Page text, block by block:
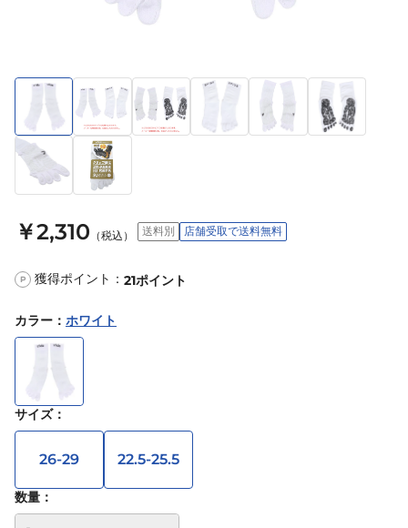
￥2,310 （税込） 送料別 店舗受取で送料無料
P 獲得ポイント： 21ポイント
カラー ： ホワイト
サイズ：
26-29 22.5-25.5
数量：